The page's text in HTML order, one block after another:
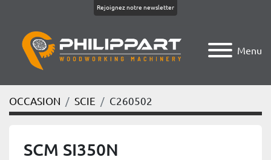
Menu
Rejoignez notre newsletter
OCCASION SCIE C260502
SCM SI350N